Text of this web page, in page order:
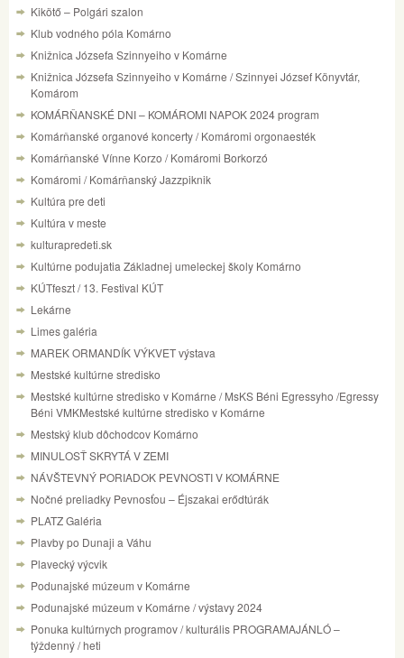
Kikötő – Polgári szalon
Klub vodného póla Komárno
Knižnica Józsefa Szinnyeiho v Komárne
Knižnica Józsefa Szinnyeiho v Komárne / Szinnyei József Könyvtár,
Komárom
KOMÁRŇANSKÉ DNI – KOMÁROMI NAPOK 2024 program
Komárňanské organové koncerty / Komáromi orgonaesték
Komárňanské Vínne Korzo / Komáromi Borkorzó
Komáromi / Komárňanský Jazzpiknik
Kultúra pre deti
Kultúra v meste
kulturapredeti.sk
Kultúrne podujatia Základnej umeleckej školy Komárno
KÚTfeszt / 13. Festival KÚT
Lekárne
Limes galéria
MAREK ORMANDÍK VÝKVET výstava
Mestské kultúrne stredisko
Mestské kultúrne stredisko v Komárne / MsKS Béni Egressyho /Egressy
Béni VMKMestské kultúrne stredisko v Komárne
Mestský klub dôchodcov Komárno
MINULOSŤ SKRYTÁ V ZEMI
NÁVŠTEVNÝ PORIADOK PEVNOSTI V KOMÁRNE
Nočné preliadky Pevnosťou – Éjszakai erődtúrák
PLATZ Galéria
Plavby po Dunaji a Váhu
Plavecký výcvik
Podunajské múzeum v Komárne
Podunajské múzeum v Komárne / výstavy 2024
Ponuka kultúrnych programov / kulturális PROGRAMAJÁNLÓ –
týždenný / heti